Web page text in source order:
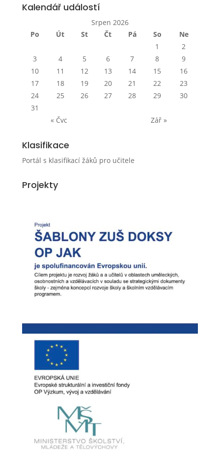
Kalendář událostí
Srpen 2026
Po
Út St Čt Pá So
Ne
1
2
3
4 5 6 7 8
9
10
11 12 13 14 15
16
17
18 19 20 21 22
23
24
25 26 27 28 29
30
31
« Čvc
Zář »
Klasifikace
Portál s klasifikací žáků pro učitele
Projekty